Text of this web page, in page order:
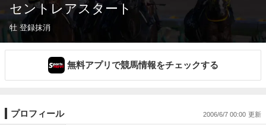
セントレアスタート
牡 登録抹消
無料アプリで競馬情報をチェックする
プロフィール 2006/6/7 00:00